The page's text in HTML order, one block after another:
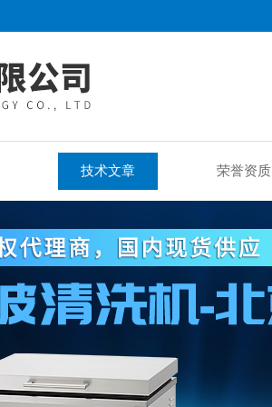
技术文章 荣誉资质